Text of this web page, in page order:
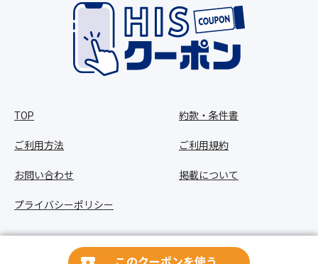
TOP
ご利用方法
お問い合わせ
プライバシーポリシー
約款・条件書
ご利用規約
掲載について
Copyright © HIS Co.,Ltd. All Rights Reserved.